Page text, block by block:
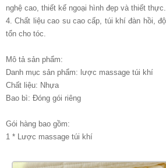
nghệ cao, thiết kế ngoại hình đẹp và thiết thực.
4. Chất liệu cao su cao cấp, túi khí đàn hồi,
tổn cho tóc.
Mô tả sản phẩm:
Danh mục sản phẩm: lược massage túi khí
Chất liệu: Nhựa
Bao bì: Đóng gói riêng
Gói hàng bao gồm:
1 * Lược massage túi khí